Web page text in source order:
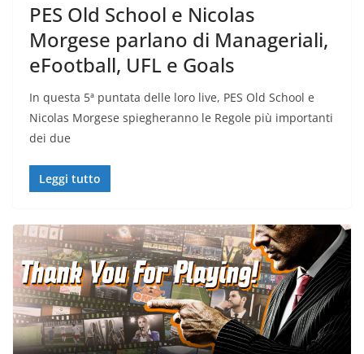
PES Old School e Nicolas
Morgese parlano di Manageriali,
eFootball, UFL e Goals
In questa 5ª puntata delle loro live, PES Old School e
Nicolas Morgese spiegheranno le Regole più importanti
dei due
Leggi tutto